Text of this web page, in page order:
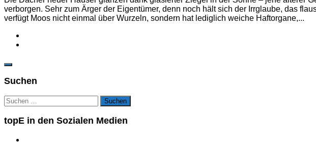
verborgen. Sehr zum Ärger der Eigentümer, denn noch hält sich der Irrglaube, das
verfügt Moos nicht einmal über Wurzeln, sondern hat lediglich weiche Haftorgane,...
Suchen
Suchen
nach:
topE in den Sozialen Medien